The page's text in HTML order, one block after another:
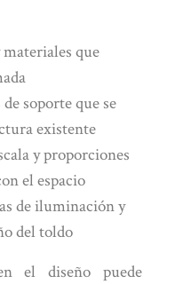
que
soporte que se
existente
y proporciones
el espacio
de iluminación y
del toldo
el diseño puede